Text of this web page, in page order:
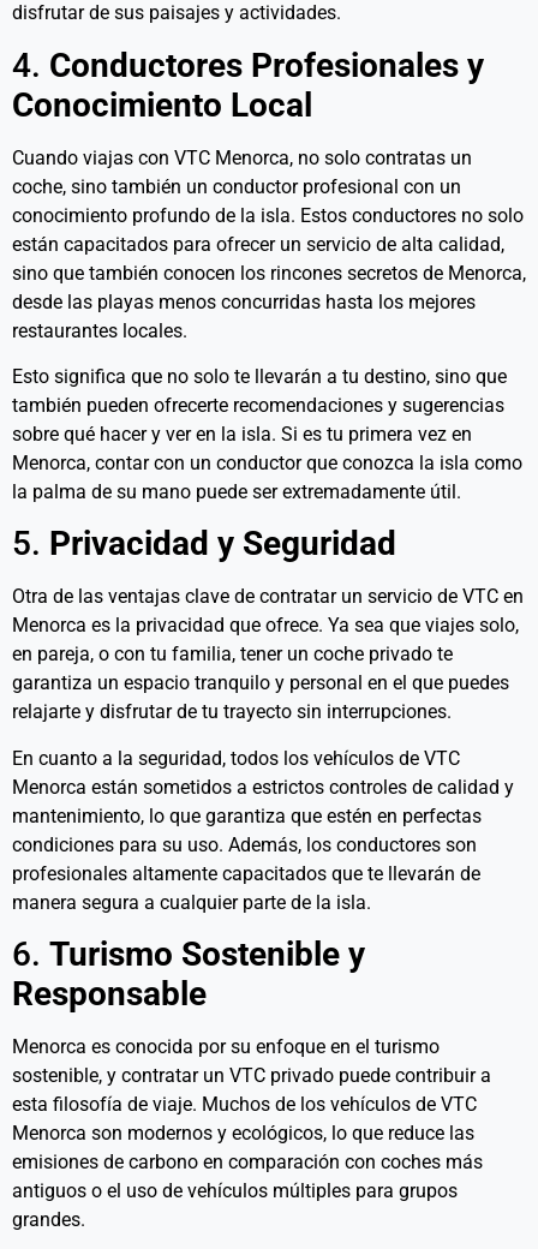
disfrutar de sus paisajes y actividades.
4. Conductores Profesionales y
Conocimiento Local
Cuando viajas con VTC Menorca, no solo contratas un
coche, sino también un conductor profesional con un
conocimiento profundo de la isla. Estos conductores no solo
están capacitados para ofrecer un servicio de alta calidad,
sino que también conocen los rincones secretos de Menorca,
desde las playas menos concurridas hasta los mejores
restaurantes locales.
Esto significa que no solo te llevarán a tu destino, sino que
también pueden ofrecerte recomendaciones y sugerencias
sobre qué hacer y ver en la isla. Si es tu primera vez en
Menorca, contar con un conductor que conozca la isla como
la palma de su mano puede ser extremadamente útil.
5. Privacidad y Seguridad
Otra de las ventajas clave de contratar un servicio de VTC en
Menorca es la privacidad que ofrece. Ya sea que viajes solo,
en pareja, o con tu familia, tener un coche privado te
garantiza un espacio tranquilo y personal en el que puedes
relajarte y disfrutar de tu trayecto sin interrupciones.
En cuanto a la seguridad, todos los vehículos de VTC
Menorca están sometidos a estrictos controles de calidad y
mantenimiento, lo que garantiza que estén en perfectas
condiciones para su uso. Además, los conductores son
profesionales altamente capacitados que te llevarán de
manera segura a cualquier parte de la isla.
6. Turismo Sostenible y
Responsable
Menorca es conocida por su enfoque en el turismo
sostenible, y contratar un VTC privado puede contribuir a
esta filosofía de viaje. Muchos de los vehículos de VTC
Menorca son modernos y ecológicos, lo que reduce las
emisiones de carbono en comparación con coches más
antiguos o el uso de vehículos múltiples para grupos
grandes.